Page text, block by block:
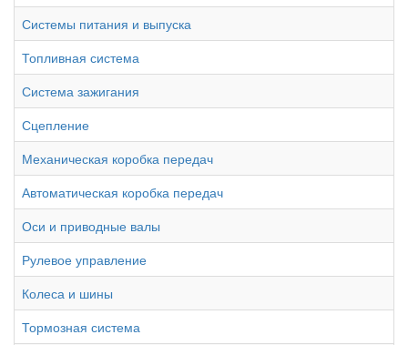
Системы питания и выпуска
Топливная система
Система зажигания
Сцепление
Механическая коробка передач
Автоматическая коробка передач
Оси и приводные валы
Рулевое управление
Колеса и шины
Тормозная система